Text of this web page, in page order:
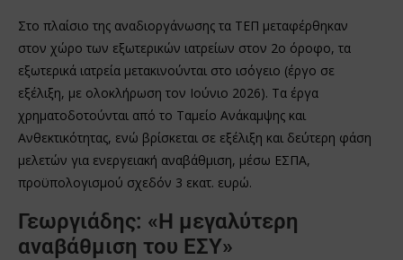
Στο πλαίσιο της αναδιοργάνωσης τα ΤΕΠ μεταφέρθηκαν
στον χώρο των εξωτερικών ιατρείων στον 2ο όροφο, τα
εξωτερικά ιατρεία μετακινούνται στο ισόγειο (έργο σε
εξέλιξη, με ολοκλήρωση τον Ιούνιο 2026). Τα έργα
χρηματοδοτούνται από το Ταμείο Ανάκαμψης και
Ανθεκτικότητας, ενώ βρίσκεται σε εξέλιξη και δεύτερη φάση
μελετών για ενεργειακή αναβάθμιση, μέσω ΕΣΠΑ,
προϋπολογισμού σχεδόν 3 εκατ. ευρώ.
Γεωργιάδης: «Η μεγαλύτερη
αναβάθμιση του ΕΣΥ»